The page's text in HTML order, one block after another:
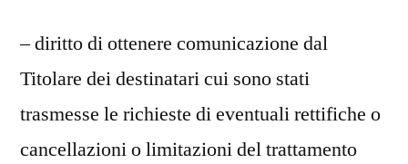
– diritto di ottenere comunicazione dal
Titolare dei destinatari cui sono stati
trasmesse le richieste di eventuali rettifiche o
cancellazioni o limitazioni del trattamento